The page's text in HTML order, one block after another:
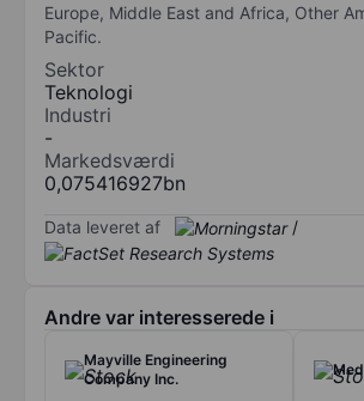
Europe, Middle East and Africa, Other
Pacific.
Sektor
Teknologi
Industri
-
Markedsværdi
0,075416927bn
Data leveret af /
Andre var interesserede i
Mayville Engineering
Company Inc.